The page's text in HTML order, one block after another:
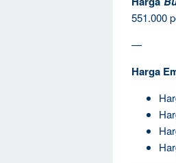
551.000
—
Harga